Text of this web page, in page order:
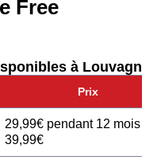
Free
à Louvagny :
Prix
29,99€ pendant 12 mois
39,99€